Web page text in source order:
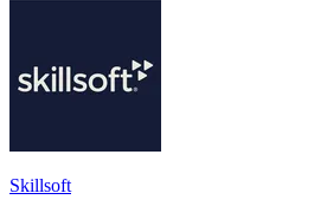
Skillsoft